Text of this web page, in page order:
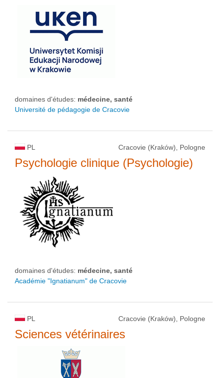
domaines d'études: médecine, santé
Université de pédagogie de Cracovie
PL Cracovie (Kraków), Pologne
Psychologie clinique (Psychologie)
domaines d'études: médecine, santé
Académie "Ignatianum" de Cracovie
PL Cracovie (Kraków), Pologne
Sciences vétérinaires